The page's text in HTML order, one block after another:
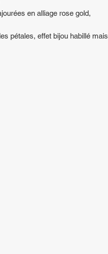
en alliage rose gold,
pétales, effet bijou habillé mais